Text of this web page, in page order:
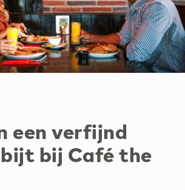
een verfijnd
bij Café the